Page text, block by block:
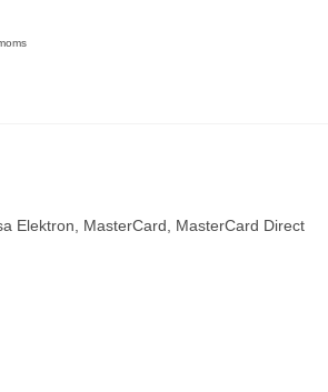
Elektron, MasterCard, MasterCard Direct